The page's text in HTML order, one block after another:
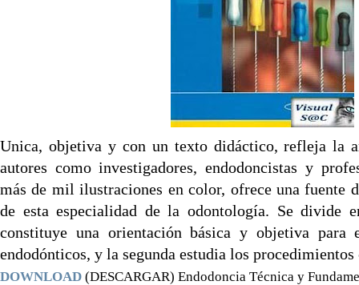
Unica, objetiva y con un texto didáctico, refleja la
autores como investigadores, endodoncistas y
más de mil ilustraciones en color, ofrece una fuente
de esta especialidad de la odontología. Se divide
constituye una orientación básica y objetiva para
endodónticos, y la segunda estudia los
DOWNLOAD (DESCARGAR) Endodoncia Técnica y